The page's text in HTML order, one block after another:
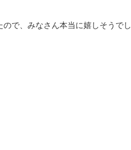
で、みなさん本当に嬉しそうでし